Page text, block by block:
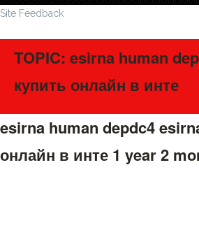
Site Feedback
TOPIC: esirna human
купить онлайн в инте
esirna human depdc4
онлайн в инте 1 year 2